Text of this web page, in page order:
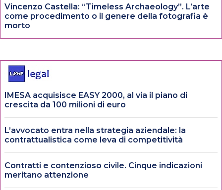
Vincenzo Castella: “Timeless Archaeology”. L’arte
come procedimento o il genere della fotografia è
morto
IMESA acquisisce EASY 2000, al via il piano di
crescita da 100 milioni di euro
L’avvocato entra nella strategia aziendale: la
contrattualistica come leva di competitività
Contratti e contenzioso civile. Cinque indicazioni
meritano attenzione